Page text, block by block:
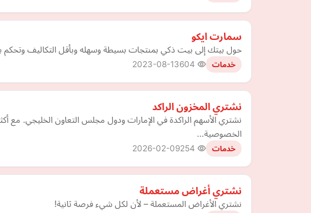
سمارت ايكو
حول بيتك إلى بيت ذكي بمنتجات بسيطة وسهله وبأقل التكاليف
خدمات 2023-08-13
نشتري المخزون الراكد
الخصوصية…
خدمات 2026-02-09
نشتري أغراض مستعملة
نشتري الأغراض المستعملة – لأن لكل شيء فرصة ثانية!